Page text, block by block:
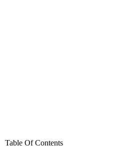
Table Of Contents